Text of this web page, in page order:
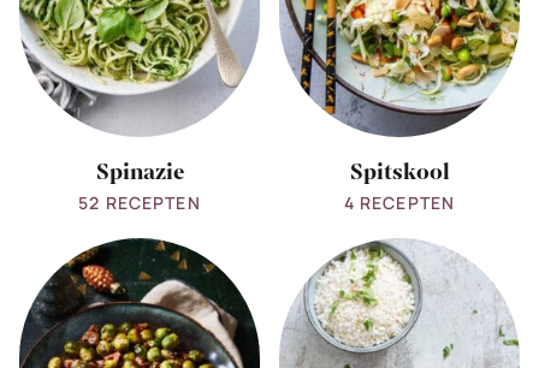
Spinazie
52 RECEPTEN
Spitskool
4 RECEPTEN
View
all
Spruitjes
View
all
sugarsnaps